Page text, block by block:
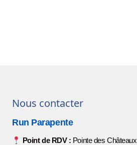
Nous contacter
Run Parapente
Point de RDV : Pointe des Châteaux